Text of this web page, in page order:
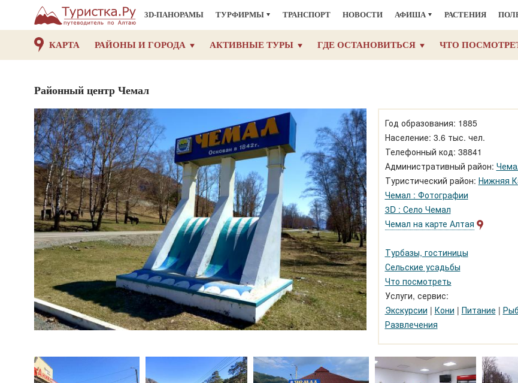
3D-ПАНОРАМЫ ТУРФИРМЫ ТРАНСПОРТ НОВОСТИ АФИША РАСТЕНИЯ
КАРТА РАЙОНЫ И ГОРОДА АКТИВНЫЕ ТУРЫ ГДЕ ОСТАНОВИТЬСЯ ЧТО
Районный центр Чемал
Год образования: 1885
Население: 3.6 тыс. чел.
Телефонный код: 38841
Административный район:
Туристический район: Нижняя
Чемал : Фотографии
3D : Село Чемал
Чемал на карте Алтая
Турбазы, гостиницы
Сельские усадьбы
Что посмотреть
Услуги, сервис:
Экскурсии | Кони | Питание |
Развлечения